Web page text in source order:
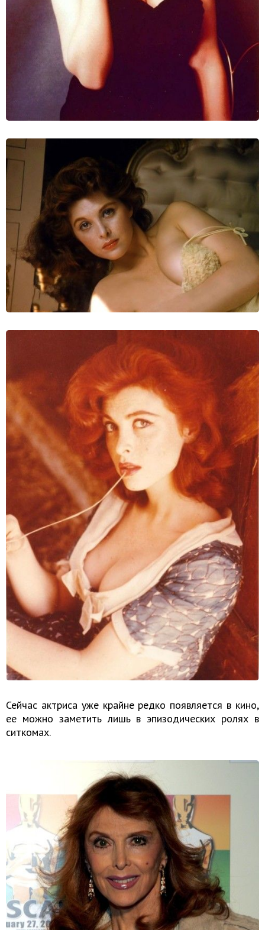
Сейчас актриса уже крайне редко появляется в кино,
ее можно заметить лишь в эпизодических ролях в
ситкомах.